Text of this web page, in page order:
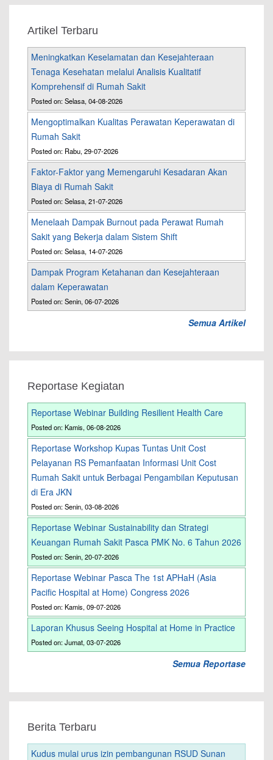
Artikel Terbaru
Meningkatkan Keselamatan dan Kesejahteraan
Tenaga Kesehatan melalui Analisis Kualitatif
Komprehensif di Rumah Sakit
Posted on: Selasa, 04-08-2026
Mengoptimalkan Kualitas Perawatan Keperawatan di
Rumah Sakit
Posted on: Rabu, 29-07-2026
Faktor-Faktor yang Memengaruhi Kesadaran Akan
Biaya di Rumah Sakit
Posted on: Selasa, 21-07-2026
Menelaah Dampak Burnout pada Perawat Rumah
Sakit yang Bekerja dalam Sistem Shift
Posted on: Selasa, 14-07-2026
Dampak Program Ketahanan dan Kesejahteraan
dalam Keperawatan
Posted on: Senin, 06-07-2026
Semua Artikel
Reportase Kegiatan
Reportase Webinar Building Resilient Health Care
Posted on: Kamis, 06-08-2026
Reportase Workshop Kupas Tuntas Unit Cost
Pelayanan RS Pemanfaatan Informasi Unit Cost
Rumah Sakit untuk Berbagai Pengambilan Keputusan
di Era JKN
Posted on: Senin, 03-08-2026
Reportase Webinar Sustainability dan Strategi
Keuangan Rumah Sakit Pasca PMK No. 6 Tahun 2026
Posted on: Senin, 20-07-2026
Reportase Webinar Pasca The 1st APHaH (Asia
Pacific Hospital at Home) Congress 2026
Posted on: Kamis, 09-07-2026
Laporan Khusus Seeing Hospital at Home in Practice
Posted on: Jumat, 03-07-2026
Semua Reportase
Berita Terbaru
Kudus mulai urus izin pembangunan RSUD Sunan